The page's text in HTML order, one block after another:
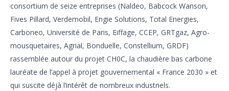
consortium de seize entreprises (Naldeo, Babcock Wanson,
Fives Pillard, Verdemobil, Engie Solutions, Total Energies,
Carboneo, Université de Paris, Eiffage, CCEP, GRTgaz, Agro-
mousquetaires, Agrial, Bonduelle, Constellium, GRDF)
rassemblée autour du projet CH0C, la chaudière bas carbone
lauréate de l’appel à projet gouvernemental « France 2030 » et
qui suscite déjà l’intérêt de nombreux industriels.